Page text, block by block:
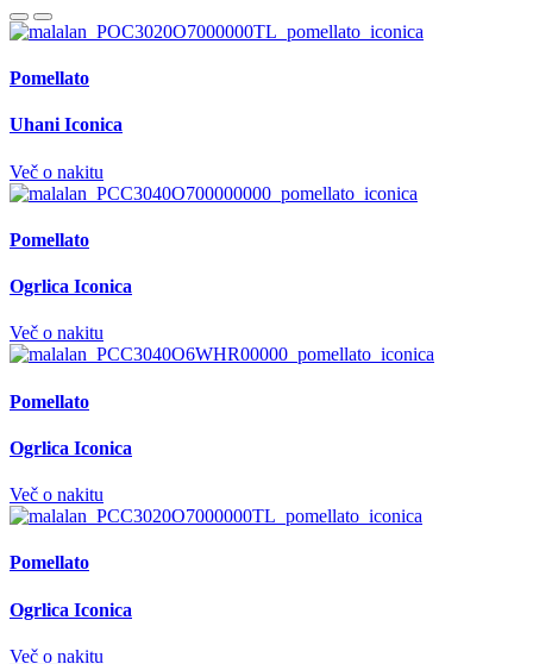
Pomellato
Uhani Iconica
Več o nakitu
Pomellato
Ogrlica Iconica
Več o nakitu
Pomellato
Ogrlica Iconica
Več o nakitu
Pomellato
Ogrlica Iconica
Več o nakitu